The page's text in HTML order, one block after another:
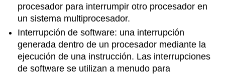
procesador para interrumpir otro procesador en
un sistema multiprocesador.
Interrupción de software: una interrupción
generada dentro de un procesador mediante la
ejecución de una instrucción. Las interrupciones
de software se utilizan a menudo para